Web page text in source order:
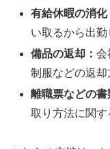
有給休暇の消化
い取るから出勤
備品の返却：会
制服などの返却
離職票などの
取り方法に関す